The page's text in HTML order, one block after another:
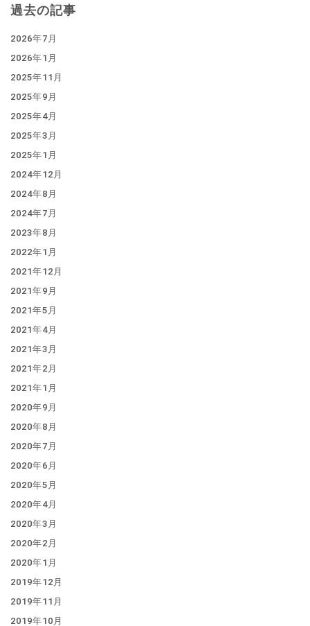
過去の記事
2026年7月
2026年1月
2025年11月
2025年9月
2025年4月
2025年3月
2025年1月
2024年12月
2024年8月
2024年7月
2023年8月
2022年1月
2021年12月
2021年9月
2021年5月
2021年4月
2021年3月
2021年2月
2021年1月
2020年9月
2020年8月
2020年7月
2020年6月
2020年5月
2020年4月
2020年3月
2020年2月
2020年1月
2019年12月
2019年11月
2019年10月